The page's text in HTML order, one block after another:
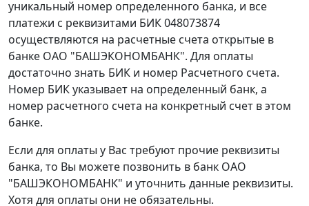
уникальный номер определенного банка, и все
платежи с реквизитами БИК 048073874
осуществляются на расчетные счета открытые в
банке ОАО "БАШЭКОНОМБАНК". Для оплаты
достаточно знать БИК и номер Расчетного счета.
Номер БИК указывает на определенный банк, а
номер расчетного счета на конкретный счет в этом
банке.
Если для оплаты у Вас требуют прочие реквизиты
банка, то Вы можете позвонить в банк ОАО
"БАШЭКОНОМБАНК" и уточнить данные реквизиты.
Хотя для оплаты они не обязательны.